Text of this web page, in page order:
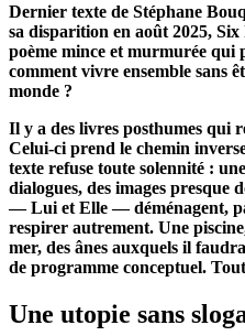
Dernier texte de Stéphane
sa disparition en août 2025,
poème mince et murmurée qui
comment vivre ensemble sans
monde ?
Il y a des livres posthumes qui
Celui-ci prend le chemin
texte refuse toute solennité :
dialogues, des images presque
— Lui et Elle — déménagent,
respirer autrement. Une
mer, des ânes auxquels il
de programme conceptuel.
Une utopie sans